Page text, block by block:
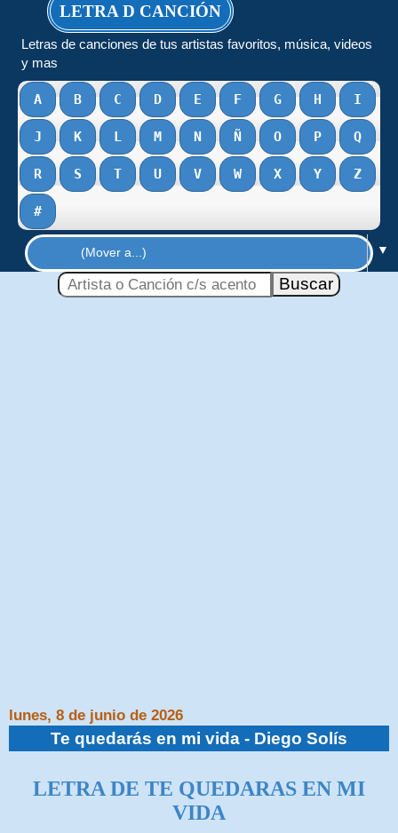
LETRA D CANCIÓN
Letras de canciones de tus artistas favoritos, música, videos
y mas
A B C D E F G H I
J K L M N Ñ O P Q
R S T U V W X Y Z
#
▼
lunes, 8 de junio de 2026
Te quedarás en mi vida - Diego Solís
LETRA DE TE QUEDARAS EN MI
VIDA